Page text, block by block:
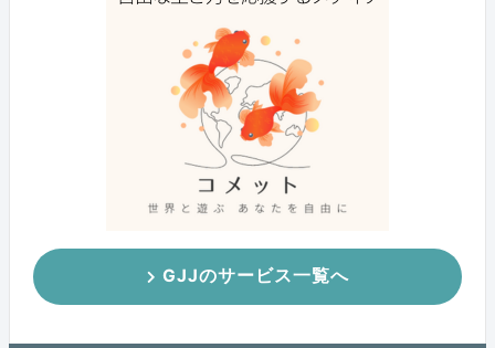
GJJのサービス一覧へ